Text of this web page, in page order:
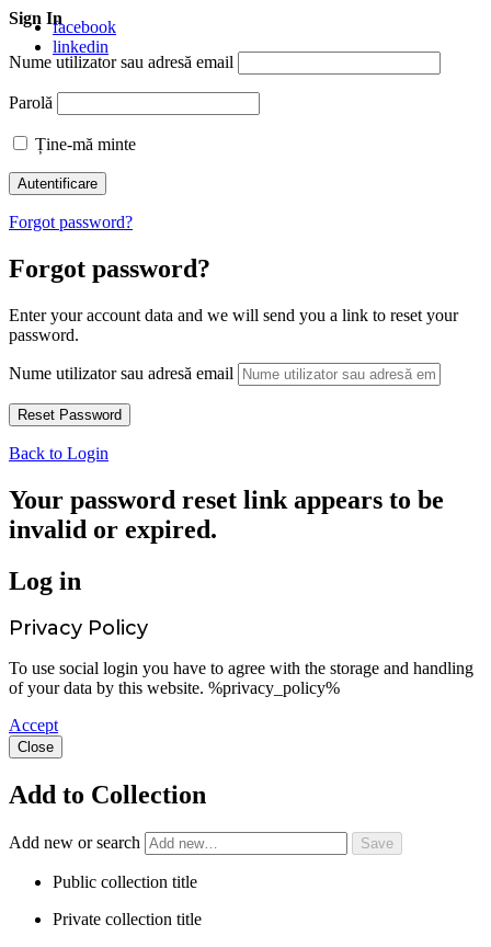
facebook
linkedin
Sign In
Nume utilizator sau adresă email
Parolă
Ține-mă minte
Forgot password?
Forgot password?
Enter your account data and we will send you a link to reset your
password.
Nume utilizator sau adresă email
Back to Login
Your password reset link appears to be
invalid or expired.
Log in
Privacy Policy
To use social login you have to agree with the storage and handling
of your data by this website. %privacy_policy%
Accept
Close
Add to Collection
Add new or search
Public collection title
Private collection title